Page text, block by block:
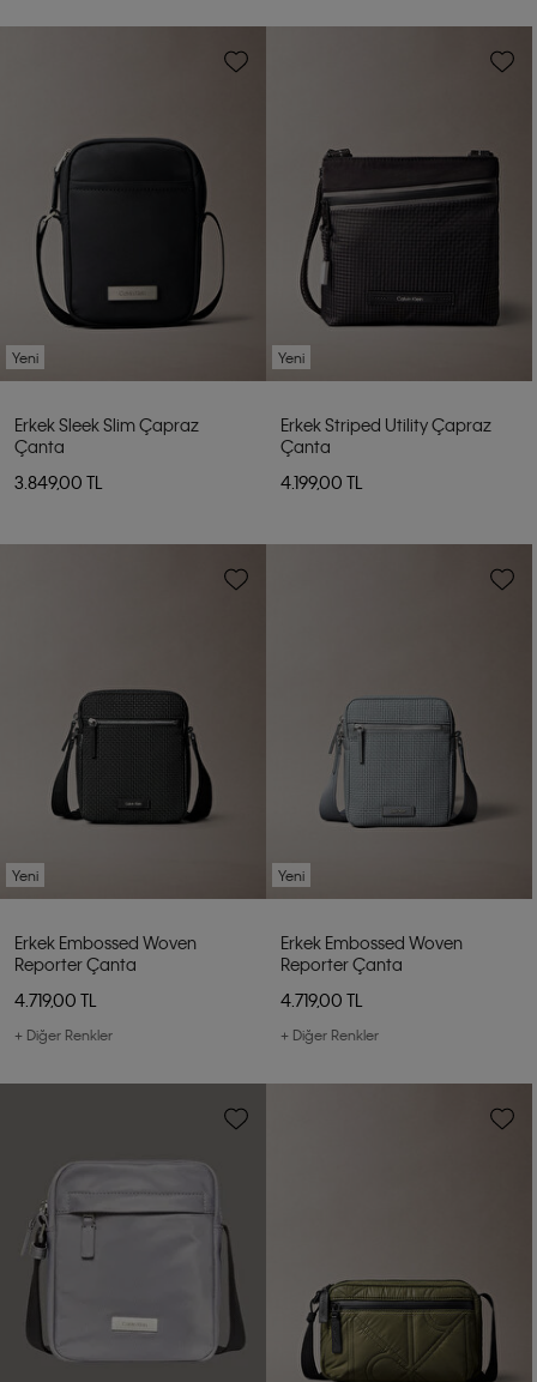
Yeni
Erkek Sleek Slim Çapraz
Çanta
3.849,00 TL
Yeni
Erkek Striped Utility Çapraz
Çanta
4.199,00 TL
Yeni
Erkek Embossed Woven
Reporter Çanta
4.719,00 TL
+ Diğer Renkler
Yeni
Erkek Embossed Woven
Reporter Çanta
4.719,00 TL
+ Diğer Renkler